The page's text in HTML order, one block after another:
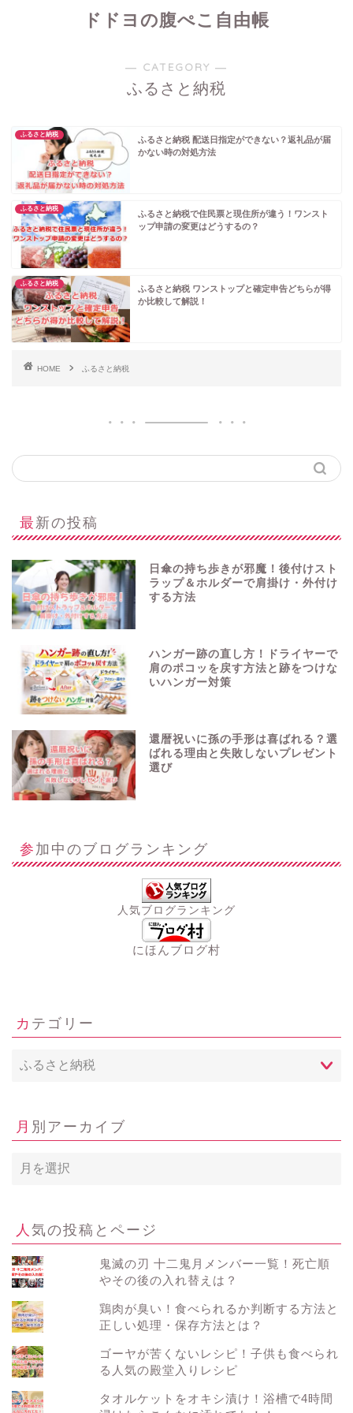
ドドヨの腹ぺこ自由帳
― CATEGORY ―
ふるさと納税
ふるさと納税
ふるさと納税 配送日指定ができない？返礼品が届
かない時の対処方法
ふるさと納税
ふるさと納税で住民票と現住所が違う！ワンスト
ップ申請の変更はどうするの？
ふるさと納税
ふるさと納税 ワンストップと確定申告どちらが得
か比較して解説！
HOME ふるさと納税
最新の投稿
日傘の持ち歩きが邪魔！後付けスト
ラップ＆ホルダーで肩掛け・外付け
する方法
ハンガー跡の直し方！ドライヤーで
肩のポコッを戻す方法と跡をつけな
いハンガー対策
還暦祝いに孫の手形は喜ばれる？選
ばれる理由と失敗しないプレゼント
選び
参加中のブログランキング
人気ブログランキング
にほんブログ村
カテゴリー
月別アーカイブ
月
別
カ
イ
ブ
人気の投稿とページ
鬼滅の刃 十二鬼月メンバー一覧！死亡順
やその後の入れ替えは？
鶏肉が臭い！食べられるか判断する方法と
正しい処理・保存方法とは？
ゴーヤが苦くないレシピ！子供も食べられ
る人気の殿堂入りレシピ
タオルケットをオキシ漬け！浴槽で4時間